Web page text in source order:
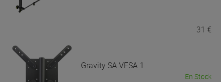
31 €
GravitySA VESA 1
En Stock